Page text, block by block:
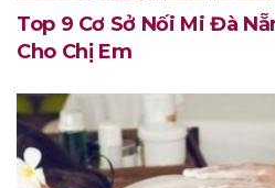
Top 9 Cơ Sở Nối Mi Đà
Cho Chị Em